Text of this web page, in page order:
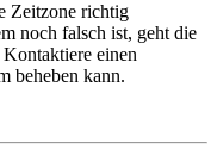
Zeitzone richtig
noch falsch ist, geht die
einen
beheben kann.